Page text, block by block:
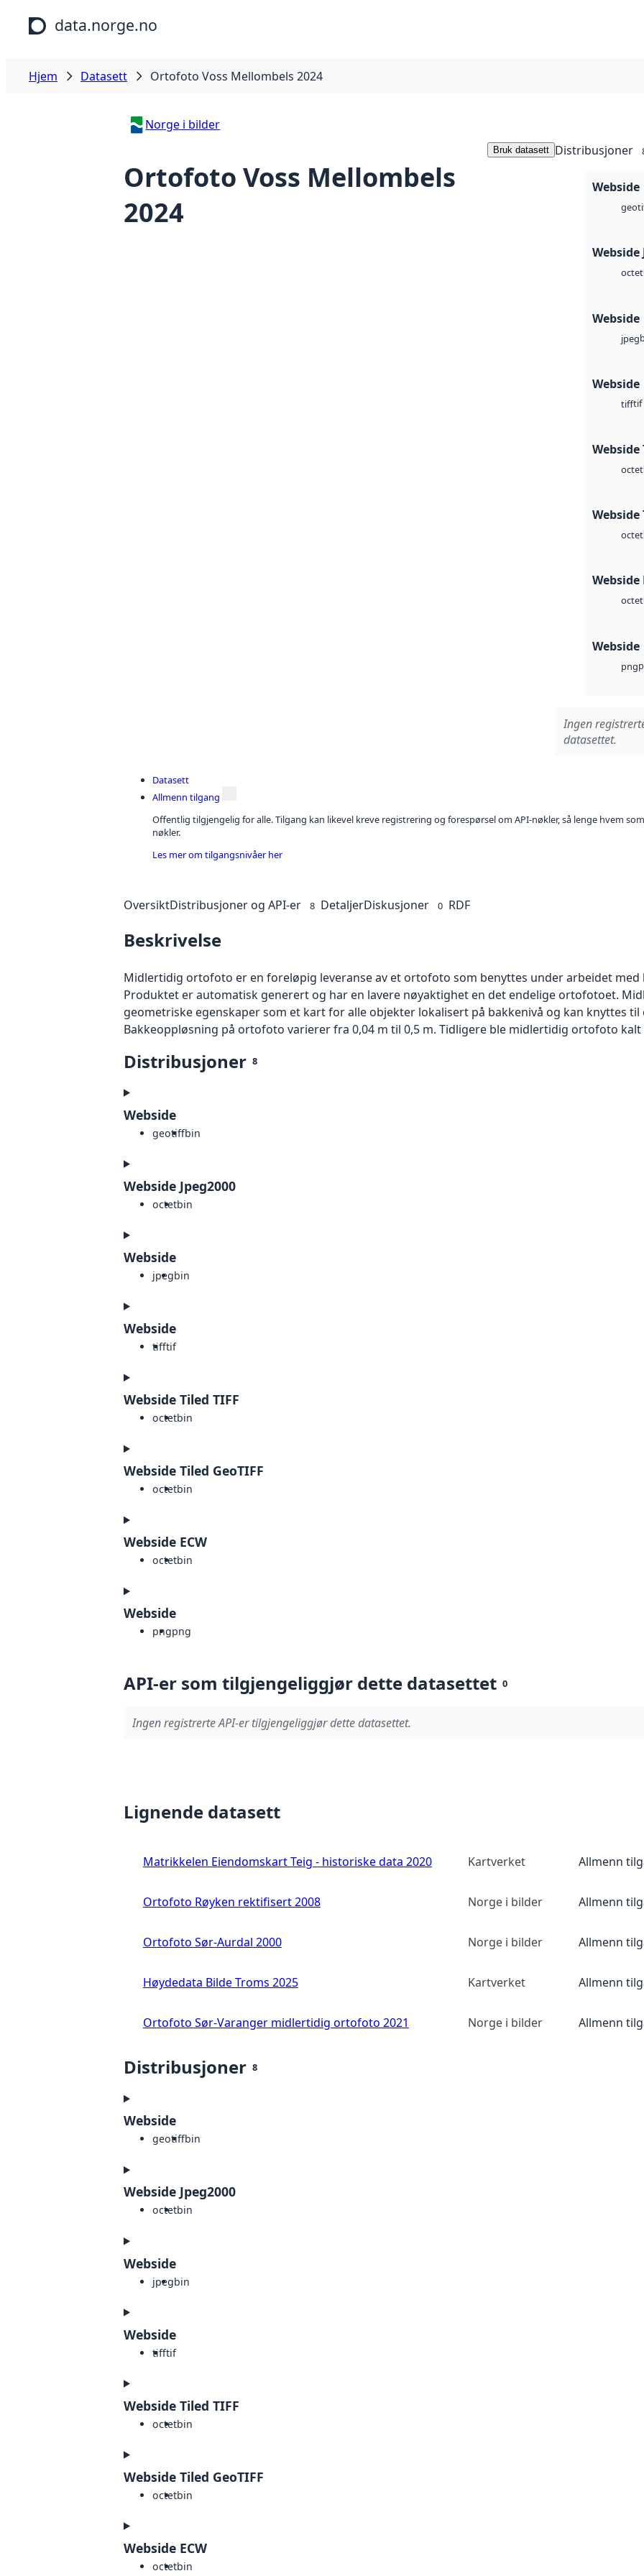
Hopp til hovedinnhold
data.norge.no
Hjem Datasett Ortofoto Voss Mellombels 2024
Norge i bilder
Ortofoto Voss Mellombels
2024
Bruk datasett Distribusjoner
Webside
Webside
octet
Webside
jpeg
Webside
tifftif
Webside
octet
Webside
octet
Webside
octet
Webside
png
Ingen
datasettet.
Datasett
Allmenn tilgang
Offentlig tilgjengelig for alle. Tilgang kan likevel kreve registrering og forespørsel om API-nøkler, så lenge hvem
nøkler.
Les mer om tilgangsnivåer her
OversiktDistribusjoner og API-er 8 DetaljerDiskusjoner 0 RDF
Beskrivelse
Midlertidig ortofoto er en foreløpig leveranse av et ortofoto som benyttes under arbeidet
Produktet er automatisk generert og har en lavere nøyaktighet en det endelige ortofotoet.
geometriske egenskaper som et kart for alle objekter lokalisert på bakkenivå og kan knyttes til
Bakkeoppløsning på ortofoto varierer fra 0,04 m til 0,5 m. Tidligere ble midlertidig ortofoto
Distribusjoner 8
Webside
geotiffbin
Webside Jpeg2000
octetbin
Webside
jpegbin
Webside
tifftif
Webside Tiled TIFF
octetbin
Webside Tiled GeoTIFF
octetbin
Webside ECW
octetbin
Webside
pngpng
API-er som tilgjengeliggjør dette datasettet 0
Ingen registrerte API-er tilgjengeliggjør dette datasettet.
Lignende datasett
Matrikkelen Eiendomskart Teig - historiske data 2020 Kartverket Allmenn
Ortofoto Røyken rektifisert 2008 Norge i bilder Allmenn
Ortofoto Sør-Aurdal 2000 Norge i bilder Allmenn
Høydedata Bilde Troms 2025 Kartverket Allmenn
Ortofoto Sør-Varanger midlertidig ortofoto 2021 Norge i bilder Allmenn
Distribusjoner 8
Webside
geotiffbin
Webside Jpeg2000
octetbin
Webside
jpegbin
Webside
tifftif
Webside Tiled TIFF
octetbin
Webside Tiled GeoTIFF
octetbin
Webside ECW
octetbin